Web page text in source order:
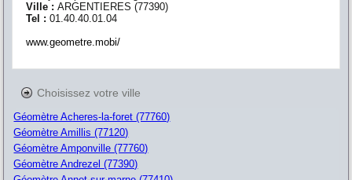
Ville :ARGENTIERES (77390)
Tel :01.40.40.01.04
www.geometre.mobi/
Choisissez votre ville
Géomètre Acheres-la-foret (77760)
Géomètre Amillis (77120)
Géomètre Amponville (77760)
Géomètre Andrezel (77390)